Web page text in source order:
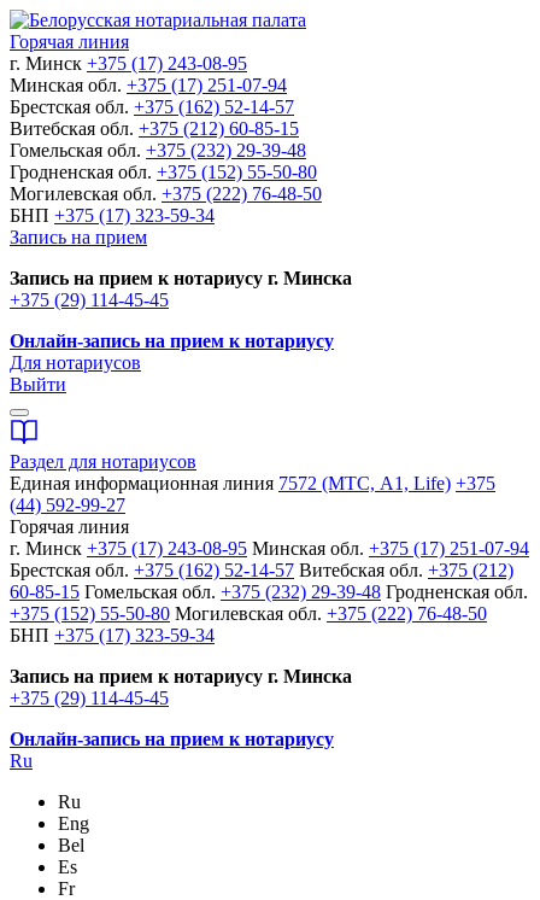
Горячая линия
г. Минск +375 (17) 243-08-95
Минская обл. +375 (17) 251-07-94
Брестская обл. +375 (162) 52-14-57
Витебская обл. +375 (212) 60-85-15
Гомельская обл. +375 (232) 29-39-48
Гродненская обл. +375 (152) 55-50-80
Могилевская обл. +375 (222) 76-48-50
БНП +375 (17) 323-59-34
Запись на прием
Запись на прием к нотариусу г. Минска
+375 (29) 114-45-45
Онлайн-запись на прием к нотариусу
Для нотариусов
Выйти
Раздел для нотариусов
Единая информационная линия 7572 (МТС, A1, Life) +375
(44) 592-99-27
Горячая линия
г. Минск +375 (17) 243-08-95 Минская обл. +375 (17) 251-07-94
Брестская обл. +375 (162) 52-14-57 Витебская обл. +375 (212)
60-85-15 Гомельская обл. +375 (232) 29-39-48 Гродненская обл.
+375 (152) 55-50-80 Могилевская обл. +375 (222) 76-48-50
БНП +375 (17) 323-59-34
Запись на прием к нотариусу г. Минска
+375 (29) 114-45-45
Онлайн-запись на прием к нотариусу
Ru
Ru
Eng
Bel
Es
Fr